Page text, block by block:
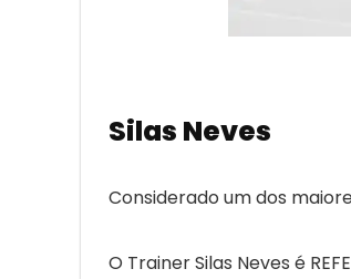
Silas Neves
Considerado um dos
O Trainer Silas Neves é